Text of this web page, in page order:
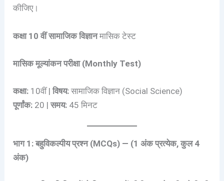
कीजिए।
कक्षा 10 वीं सामाजिक विज्ञानमासिक टेस्ट
मासिक मूल्यांकन परीक्षा (Monthly Test)
कक्षा: 10वीं |विषय: सामाजिक विज्ञान (Social Science)
पूर्णांक: 20 |समय: 45 मिनट
भाग 1: बहुविकल्पीय प्रश्न (MCQs) — (1 अंक प्रत्येक, कुल 4
अंक)